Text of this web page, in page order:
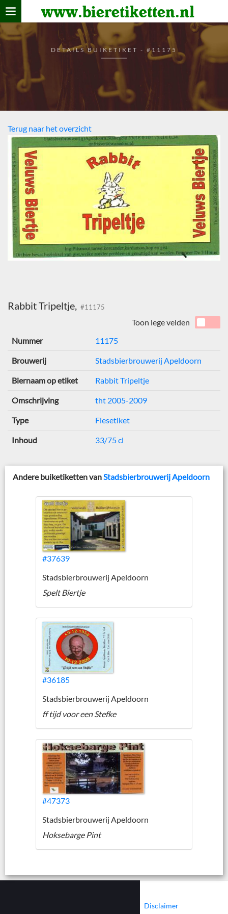
www.bieretiketten.nl
Home
verzamelen
De bierkaart
Bezoekers
DETAILS BUIKETIKET - #11175
Terug naar het overzicht
Rabbit Tripeltje, #11175
Toon lege velden
Nummer
11175
Brouwerij Stadsbierbrouwerij Apeldoorn
Biernaam op etiket Rabbit Tripeltje
Omschrijving tht 2005-2009
Type Flesetiket
Inhoud 33/75 cl
Andere buiketiketten vanStadsbierbrouwerij Apeldoorn
#37639
Stadsbierbrouwerij Apeldoorn
Spelt Biertje
#36185
Stadsbierbrouwerij Apeldoorn
ff tijd voor een Stefke
#47373
Stadsbierbrouwerij Apeldoorn
Hoksebarge Pint
Disclaimer